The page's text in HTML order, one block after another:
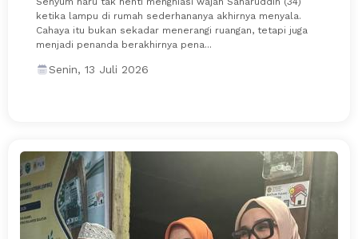
ketika lampu di rumah sederhananya akhirnya menyala.
Cahaya itu bukan sekadar menerangi ruangan, tetapi juga
menjadi penanda berakhirnya pena...
Senin, 13 Juli 2026